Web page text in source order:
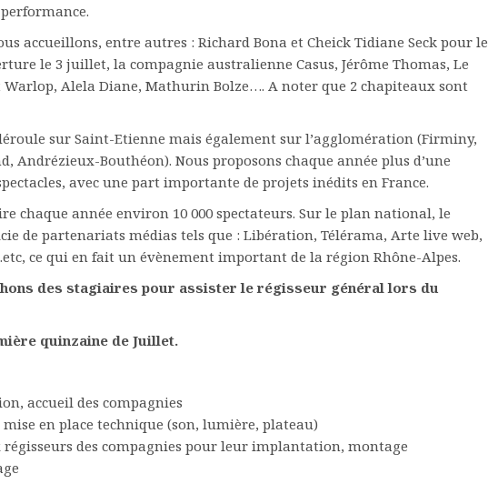
accueillons, entre autres : Richard Bona et Cheick Tidiane Seck pour le
le 3 juillet, la compagnie australienne Casus, Jérôme Thomas, Le
Warlop, Alela Diane, Mathurin Bolze…. A noter que 2 chapiteaux sont
sur Saint-Etienne mais également sur l’agglomération (Firminy,
Andrézieux-Bouthéon). Nous proposons chaque année plus d’une
avec une part importante de projets inédits en France.
chaque année environ 10 000 spectateurs. Sur le plan national, le
de partenariats médias tels que : Libération, Télérama, Arte live web,
ce qui en fait un évènement important de la région Rhône-Alpes.
des stagiaires pour assister le régisseur général lors du
quinzaine de Juillet.
accueil des compagnies
mise en place technique (son, lumière, plateau)
régisseurs des compagnies pour leur implantation, montage